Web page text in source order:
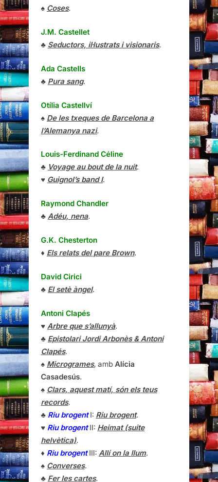
♠ Coses.
J.M. Castellet
♣ Seductors, il·lustrats i visionaris.
Ada Castells
♣ Pura sang.
Otília Castellví
♠ De les txeques de Barcelona a
l’Alemanya nazi.
Louis-Ferdinand Céline
♣ Voyage au bout de la nuit.
♥ Guignol’s band I.
Raymond Chandler
♣ Adéu, nena.
G.K. Chesterton
♦ Els relats del pare Brown.
David Cirici
♣ El setè àngel.
Antoni Clapés
♥ Arbre que s’allunyà.
♣ Epistolari Jordi Arbonès & Antoni
Clapés.
♠ Microgrames, amb Alícia
Casadesús.
♠ Clars, aquest matí, són els teus
records.
♣ Riu brogentI: Riu brogent.
♥ Riu brogentII: Heimat (suite
helvètica).
♦ Riu brogentIII: Allí on la llum.
♠ Converses.
♣ Fer les cartes.